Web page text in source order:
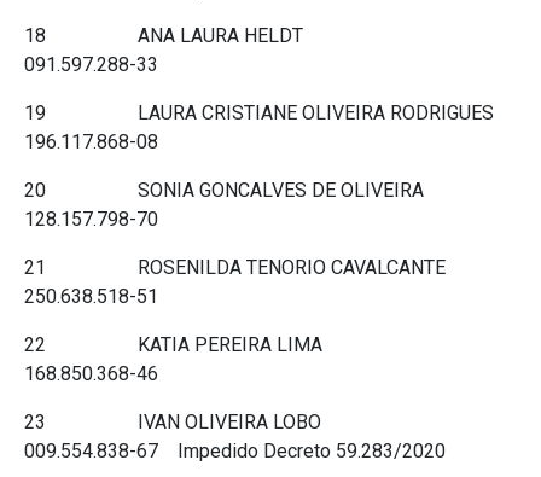
18 ANA LAURA HELDT
091.597.288-33
19 LAURA CRISTIANE OLIVEIRA RODRIGUES
196.117.868-08
20 SONIA GONCALVES DE OLIVEIRA
128.157.798-70
21 ROSENILDA TENORIO CAVALCANTE
250.638.518-51
22 KATIA PEREIRA LIMA
168.850.368-46
23 IVAN OLIVEIRA LOBO
009.554.838-67 Impedido Decreto 59.283/2020